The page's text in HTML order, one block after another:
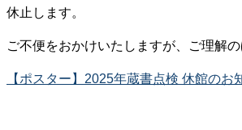
休止します。
ご不便をおかけいたしますが、ご理解
【ポスター】2025年蔵書点検 休館のお